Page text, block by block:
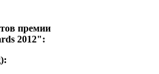
премии
2012":